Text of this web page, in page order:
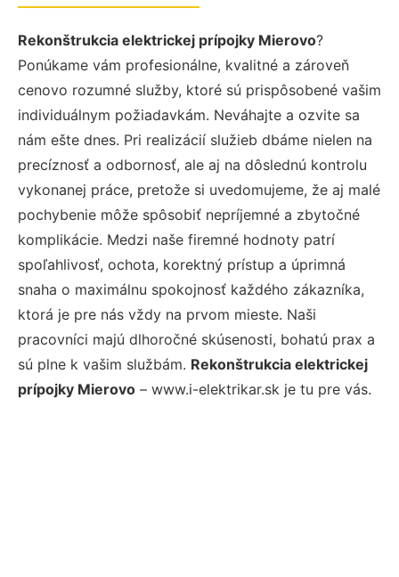
Rekonštrukcia elektrickej prípojky Mierovo?
Ponúkame vám profesionálne, kvalitné a zároveň
cenovo rozumné služby, ktoré sú prispôsobené vašim
individuálnym požiadavkám. Neváhajte a ozvite sa
nám ešte dnes. Pri realizácií služieb dbáme nielen na
precíznosť a odbornosť, ale aj na dôslednú kontrolu
vykonanej práce, pretože si uvedomujeme, že aj malé
pochybenie môže spôsobiť nepríjemné a zbytočné
komplikácie. Medzi naše firemné hodnoty patrí
spoľahlivosť, ochota, korektný prístup a úprimná
snaha o maximálnu spokojnosť každého zákazníka,
ktorá je pre nás vždy na prvom mieste. Naši
pracovníci majú dlhoročné skúsenosti, bohatú prax a
sú plne k vašim službám. Rekonštrukcia elektrickej
prípojky Mierovo – www.i-elektrikar.sk je tu pre vás.